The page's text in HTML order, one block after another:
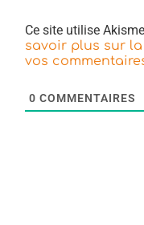
Ce site utilise
savoir plus sur
vos
0 COMMENTAIRES